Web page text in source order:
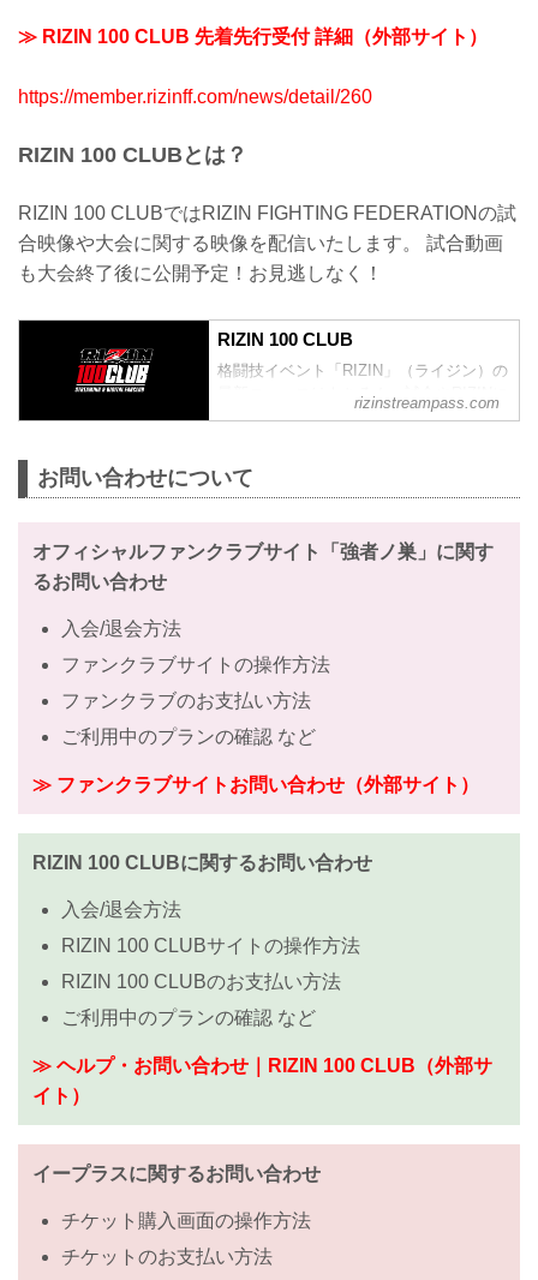
≫ RIZIN 100 CLUB 先着先行受付 詳細（外部サイト）
https://member.rizinff.com/news/detail/260
RIZIN 100 CLUBとは？
RIZIN 100 CLUBではRIZIN FIGHTING FEDERATIONの試
合映像や大会に関する映像を配信いたします。 試合動画
も大会終了後に公開予定！お見逃しなく！
RIZIN 100 CLUB
格闘技イベント「RIZIN」（ライジン）の
最新ニュースはもちろん、試合やRIZINに
まつわる動画を網羅！
rizinstreampass.com
お問い合わせについて
オフィシャルファンクラブサイト「強者ノ巣」に関す
るお問い合わせ
入会/退会方法
ファンクラブサイトの操作方法
ファンクラブのお支払い方法
ご利用中のプランの確認 など
≫ ファンクラブサイトお問い合わせ（外部サイト）
RIZIN 100 CLUBに関するお問い合わせ
入会/退会方法
RIZIN 100 CLUBサイトの操作方法
RIZIN 100 CLUBのお支払い方法
ご利用中のプランの確認 など
≫ ヘルプ・お問い合わせ｜RIZIN 100 CLUB（外部サ
イト）
イープラスに関するお問い合わせ
チケット購入画面の操作方法
チケットのお支払い方法